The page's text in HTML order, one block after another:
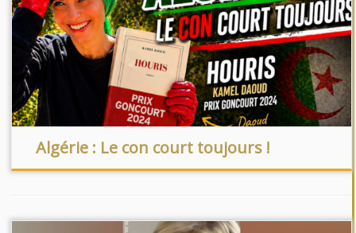
Algérie : Le con court toujours !